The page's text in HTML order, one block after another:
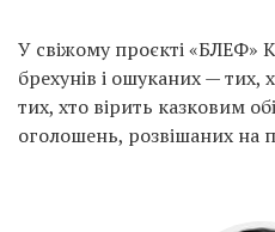
У свіжому проєкті «БЛЕФ»
брехунів і ошуканих — тих,
тих, хто вірить казковим
оголошень, розвішаних на